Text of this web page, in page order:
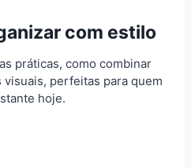
com estilo
práticas, como combinar
perfeitas para quem
hoje.